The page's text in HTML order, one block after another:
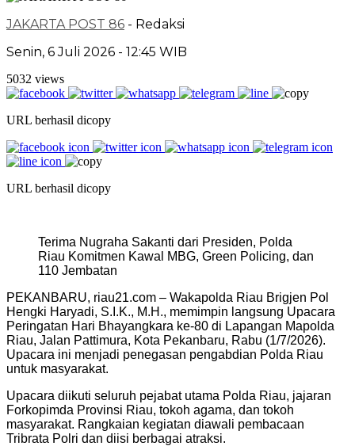
JAKARTA POST 86 - Redaksi
Senin, 6 Juli 2026 - 12:45 WIB
5032 views
URL berhasil dicopy
URL berhasil dicopy
Terima Nugraha Sakanti dari Presiden, Polda
Riau Komitmen Kawal MBG, Green Policing, dan
110 Jembatan
PEKANBARU, riau21.com – Wakapolda Riau Brigjen Pol
Hengki Haryadi, S.I.K., M.H., memimpin langsung Upacara
Peringatan Hari Bhayangkara ke-80 di Lapangan Mapolda
Riau, Jalan Pattimura, Kota Pekanbaru, Rabu (1/7/2026).
Upacara ini menjadi penegasan pengabdian Polda Riau
untuk masyarakat.
Upacara diikuti seluruh pejabat utama Polda Riau, jajaran
Forkopimda Provinsi Riau, tokoh agama, dan tokoh
masyarakat. Rangkaian kegiatan diawali pembacaan
Tribrata Polri dan diisi berbagai atraksi.